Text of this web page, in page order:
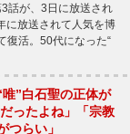
話が、3日に放送され
放送されて人気を博
復活。50代になった“
唯”白石聖の正体が
ったよね」「宗教
つらい」